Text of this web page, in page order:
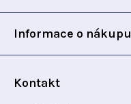
Informace o nákupu
Kontakt